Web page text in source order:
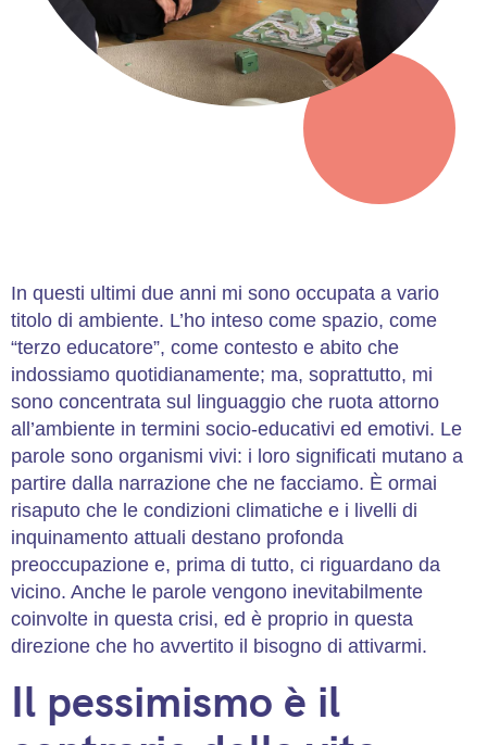
In questi ultimi due anni mi sono occupata a vario
titolo di ambiente. L’ho inteso come spazio, come
“terzo educatore”, come contesto e abito che
indossiamo quotidianamente; ma, soprattutto, mi
sono concentrata sul linguaggio che ruota attorno
all’ambiente in termini socio-educativi ed emotivi. Le
parole sono organismi vivi: i loro significati mutano a
partire dalla narrazione che ne facciamo. È ormai
risaputo che le condizioni climatiche e i livelli di
inquinamento attuali destano profonda
preoccupazione e, prima di tutto, ci riguardano da
vicino. Anche le parole vengono inevitabilmente
coinvolte in questa crisi, ed è proprio in questa
direzione che ho avvertito il bisogno di attivarmi.
Il pessimismo è il